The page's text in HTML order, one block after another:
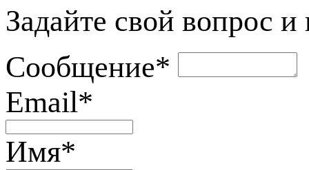
Задайте свой вопрос
Сообщение*
Email*
Имя*